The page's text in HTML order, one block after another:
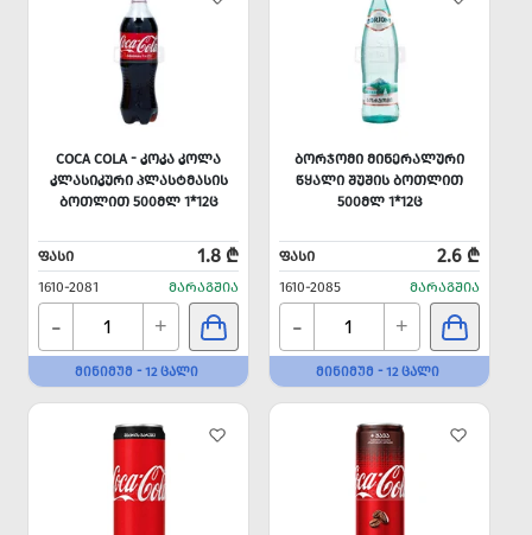
COCA COLA - ᲙᲝᲙᲐ ᲙᲝᲚᲐ
ᲙᲚᲐᲡᲘᲙᲣᲠᲘ ᲞᲚᲐᲡᲢᲛᲐᲡᲘᲡ
ᲑᲝᲗᲚᲘᲗ 500ᲛᲚ 1*12Ც
ᲤᲐᲡᲘ 1.8 ₾
1610-2081 ᲛᲐᲠᲐᲒᲨᲘᲐ
- +
ᲛᲘᲜᲘᲛᲣᲛ - 12 ᲪᲐᲚᲘ
ᲑᲝᲠᲯᲝᲛᲘ ᲛᲘᲜᲔᲠᲐᲚᲣᲠᲘ
ᲬᲧᲐᲚᲘ ᲨᲣᲨᲘᲡ ᲑᲝᲗᲚᲘᲗ
500ᲛᲚ 1*12Ც
ᲤᲐᲡᲘ 2.6 ₾
1610-2085 ᲛᲐᲠᲐᲒᲨᲘᲐ
- +
ᲛᲘᲜᲘᲛᲣᲛ - 12 ᲪᲐᲚᲘ